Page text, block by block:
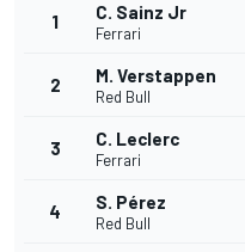
1 C. Sainz Jr
Ferrari
2 M. Verstappen
Red Bull
3 C. Leclerc
Ferrari
4 S. Pérez
Red Bull